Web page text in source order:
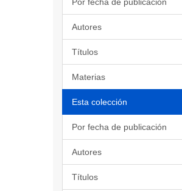
Autores
Títulos
Materias
Esta colección
Por fecha de publicación
Autores
Títulos